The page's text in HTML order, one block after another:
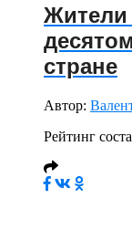
Жители
стране
Автор:
Рейтинг